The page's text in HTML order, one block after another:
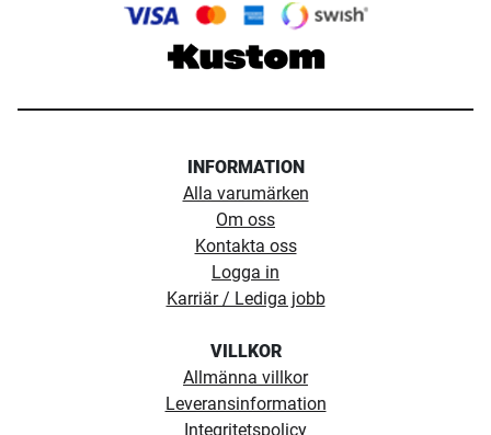
INFORMATION
Alla varumärken
Om oss
Kontakta oss
Logga in
Karriär / Lediga jobb
VILLKOR
Allmänna villkor
Leveransinformation
Integritetspolicy